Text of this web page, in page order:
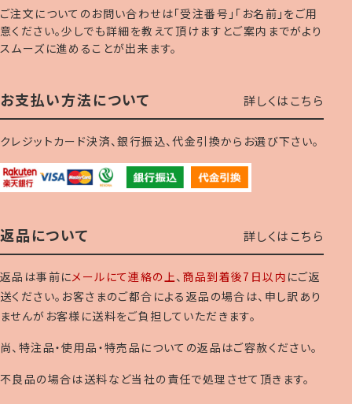
ご注文についてのお問い合わせは「受注番号」「お名前」をご用
意ください。少しでも詳細を教えて頂けますとご案内までがより
スムーズに進めることが出来ます。
お支払い方法について 詳しくはこちら
クレジットカード決済、銀行振込、代金引換からお選び下さい。
返品について 詳しくはこちら
返品は事前にメールにて連絡の上、 商品到着後7日以内 にご返
送ください。お客さまのご都合による返品の場合は、申し訳あり
ませんがお客様に送料をご負担していただきます。
尚、特注品・使用品・特売品についての返品はご容赦ください。
不良品の場合は送料など当社の責任で処理させて頂きます。